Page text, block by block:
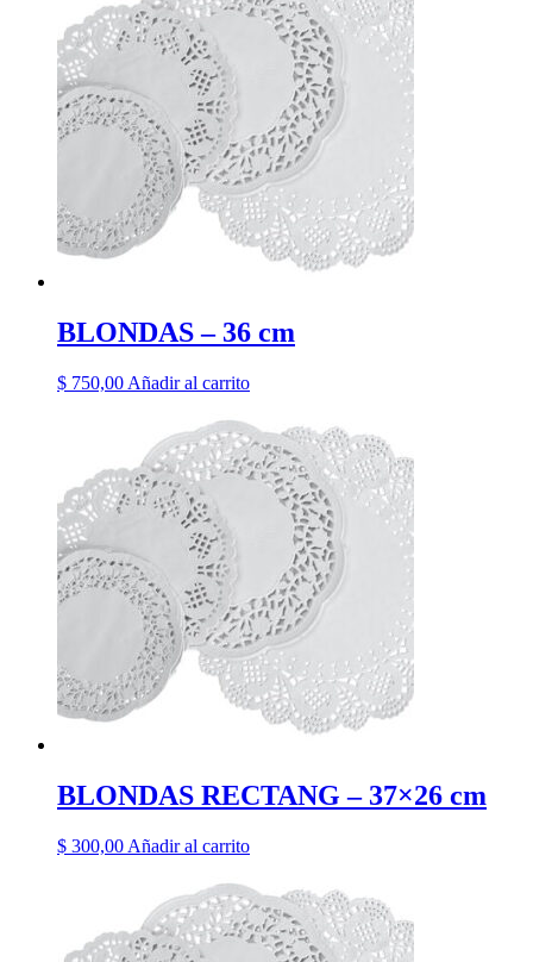
BLONDAS – 36 cm
$ 750,00 Añadir al carrito
BLONDAS RECTANG – 37×26 cm
$ 300,00 Añadir al carrito